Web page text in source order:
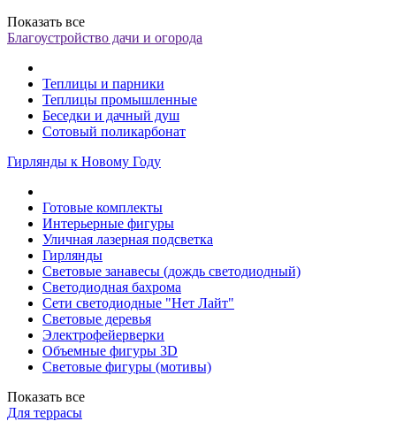
Показать все
Благоустройство дачи и огорода
Теплицы и парники
Теплицы промышленные
Беседки и дачный душ
Сотовый поликарбонат
Гирлянды к Новому Году
Готовые комплекты
Интерьерные фигуры
Уличная лазерная подсветка
Гирлянды
Световые занавесы (дождь светодиодный)
Светодиодная бахрома
Сети светодиодные "Нет Лайт"
Световые деревья
Электрофейерверки
Объемные фигуры 3D
Световые фигуры (мотивы)
Показать все
Для террасы